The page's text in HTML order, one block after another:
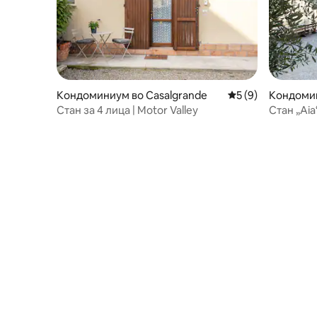
Кондоминиум во Casalgrande Просечна оцена:
5 (9)
Стан за 4 лица | Motor Valley
o
Стан